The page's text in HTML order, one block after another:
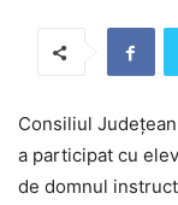
Consiliul
a participat cu
de domnul